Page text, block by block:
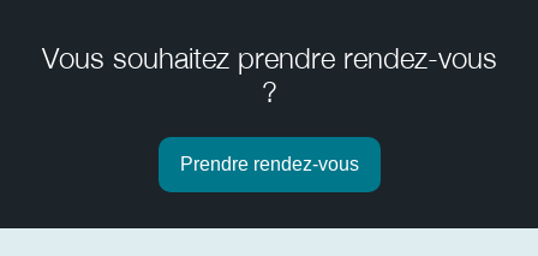
Vous souhaitez prendre rendez-vous
?
Prendre rendez-vous